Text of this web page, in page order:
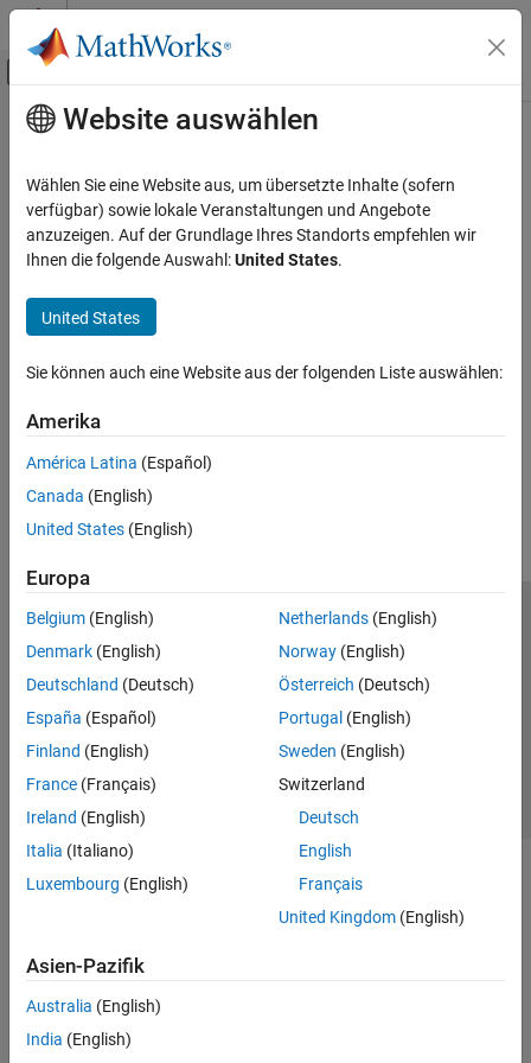
Weiter zum Inhalt
Umschaltung für Off-Canvas-
Startseite der Dokumentation
Robotics and Autonomous Systems
Hauptinhalt
How useful was this information?
Website auswählen
Wählen Sie eine Website aus, um übersetzte Inhalte (sofern
verfügbar) sowie lokale Veranstaltungen und Angebote
anzuzeigen. Auf der Grundlage Ihres Standorts empfehlen wir
Ihnen die folgende Auswahl:United States.
United States
Sie können auch eine Website aus der folgenden Liste auswählen:
Amerika
América Latina (Español)
Canada (English)
United States (English)
Europa
Belgium (English)
Denmark (English)
Deutschland (Deutsch)
España (Español)
Finland (English)
France (Français)
Ireland (English)
Italia (Italiano)
Luxembourg (English)
Netherlands(English)
Norway(English)
Österreich (Deutsch)
Portugal (English)
Sweden (English)
Switzerland
Deutsch
English
Français
United Kingdom(English)
Asien-Pazifik
Australia (English)
India (English)
Trust Center
Datenschutz-Richtlinien
Datendiebstahl verhindern
Status von Anwendungen
© 1994-2026 The MathWorks, Inc.
Website auswählen
Deutschland